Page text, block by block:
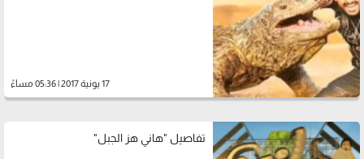
17 يونية 2017 | 05:36 مساءً
تفاصيل "هاني هز الجبل"